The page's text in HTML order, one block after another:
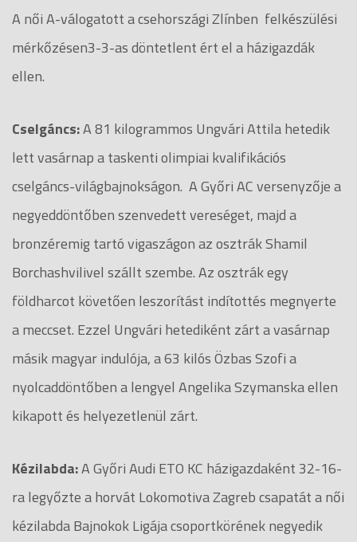
A női A-válogatott a csehországi Zlínben felkészülési
mérkőzésen3-3-as döntetlent ért el a házigazdák
ellen.
Cselgáncs:A 81 kilogrammos Ungvári Attila hetedik
lett vasárnap a taskenti olimpiai kvalifikációs
cselgáncs-világbajnokságon. A Győri AC versenyzője a
negyeddöntőben szenvedett vereséget, majd a
bronzéremig tartó vigaszágon az osztrák Shamil
Borchashvilivel szállt szembe. Az osztrák egy
földharcot követően leszorítást indítottés megnyerte
a meccset. Ezzel Ungvári hetediként zárt a vasárnap
másik magyar indulója, a 63 kilós Özbas Szofi a
nyolcaddöntőben a lengyel Angelika Szymanska ellen
kikapott és helyezetlenül zárt.
Kézilabda:A Győri Audi ETO KC házigazdaként 32-16-
ra legyőzte a horvát Lokomotiva Zagreb csapatát a női
kézilabda Bajnokok Ligája csoportkörének negyedik